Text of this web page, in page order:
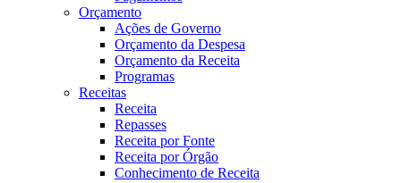
Orçamento
Ações de Governo
Orçamento da Despesa
Orçamento da Receita
Programas
Receitas
Receita
Repasses
Receita por Fonte
Receita por Órgão
Conhecimento de Receita